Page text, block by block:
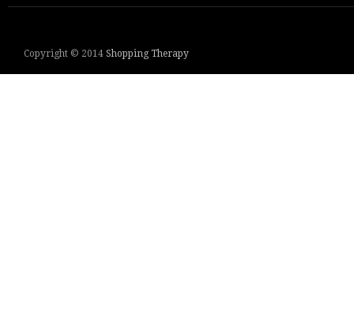
Copyright © 2014 Shopping Therapy